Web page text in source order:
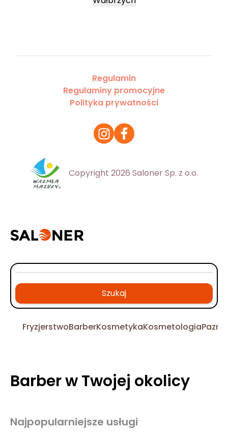
Regulamin
Regulaminy promocyjne
Polityka prywatności
Copyright 2026 Saloner Sp. z o.o.
Szukaj
FryzjerstwoBarberKosmetykaKosmetologia
Barber w Twojej okolicy
Najpopularniejsze usługi